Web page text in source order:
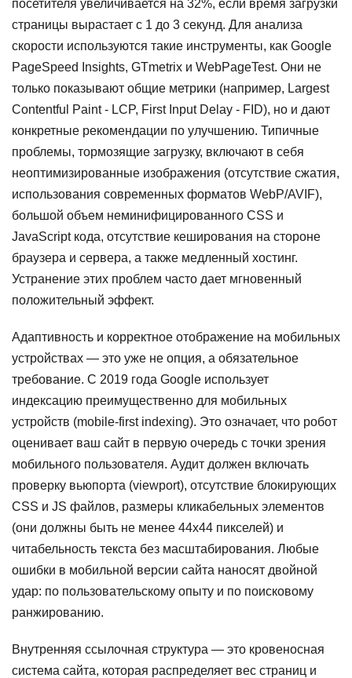
посетителя увеличивается на 32%, если время загрузки
страницы вырастает с 1 до 3 секунд. Для анализа
скорости используются такие инструменты, как Google
PageSpeed Insights, GTmetrix и WebPageTest. Они не
только показывают общие метрики (например, Largest
Contentful Paint - LCP, First Input Delay - FID), но и дают
конкретные рекомендации по улучшению. Типичные
проблемы, тормозящие загрузку, включают в себя
неоптимизированные изображения (отсутствие сжатия,
использования современных форматов WebP/AVIF),
большой объем неминифицированного CSS и
JavaScript кода, отсутствие кеширования на стороне
браузера и сервера, а также медленный хостинг.
Устранение этих проблем часто дает мгновенный
положительный эффект.
Адаптивность и корректное отображение на мобильных
устройствах — это уже не опция, а обязательное
требование. С 2019 года Google использует
индексацию преимущественно для мобильных
устройств (mobile-first indexing). Это означает, что робот
оценивает ваш сайт в первую очередь с точки зрения
мобильного пользователя. Аудит должен включать
проверку вьюпорта (viewport), отсутствие блокирующих
CSS и JS файлов, размеры кликабельных элементов
(они должны быть не менее 44x44 пикселей) и
читабельность текста без масштабирования. Любые
ошибки в мобильной версии сайта наносят двойной
удар: по пользовательскому опыту и по поисковому
ранжированию.
Внутренняя ссылочная структура — это кровеносная
система сайта, которая распределяет вес страниц и